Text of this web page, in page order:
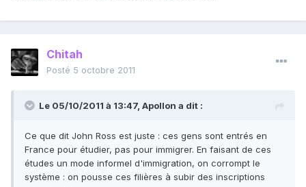
Chitah
Posté 5 octobre 2011
Le 05/10/2011 à 13:47, Apollon a dit :
Ce que dit John Ross est juste : ces gens sont entrés en
France pour étudier, pas pour immigrer. En faisant de ces
études un mode informel d'immigration, on corrompt le
système : on pousse ces filières à subir des inscriptions